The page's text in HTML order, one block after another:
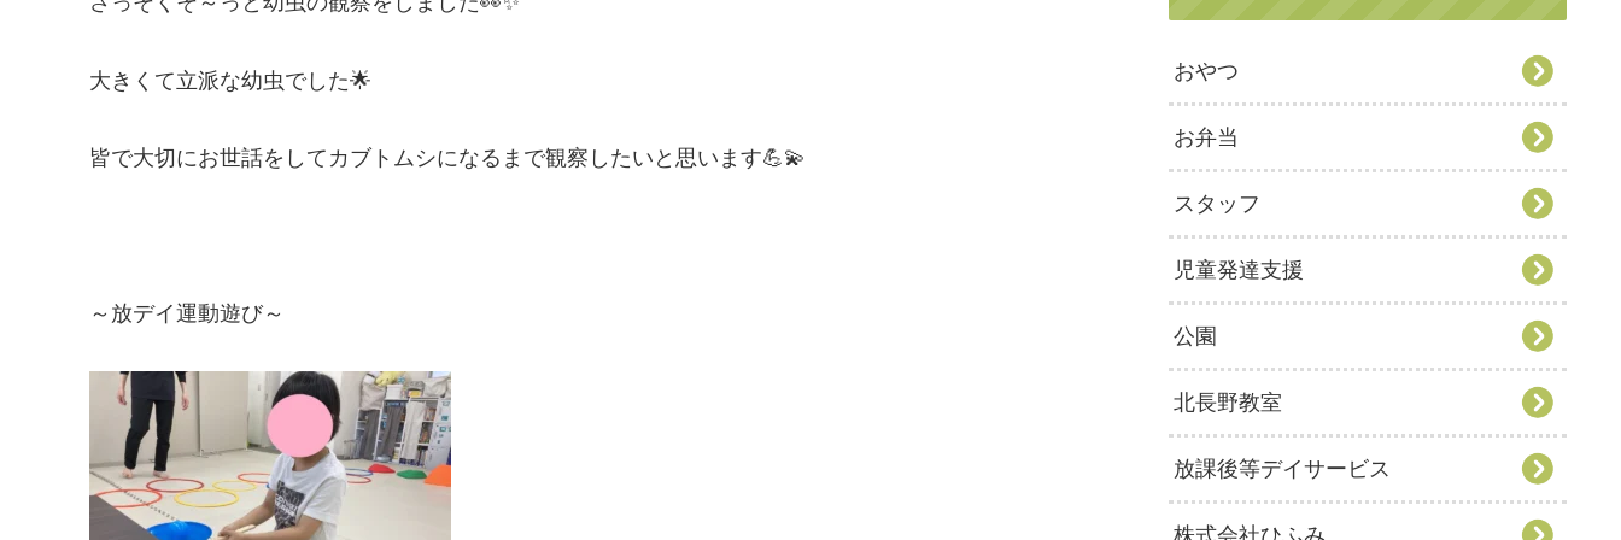
大きくて立派な幼虫でした🌟
皆で大切にお世話をしてカブトムシになるまで観察したいと思います💪💫
～放デイ運動遊び～
おやつ
お弁当
スタッフ
児童発達支援
公園
北長野教室
放課後等デイサービス
株式会社ひふみ